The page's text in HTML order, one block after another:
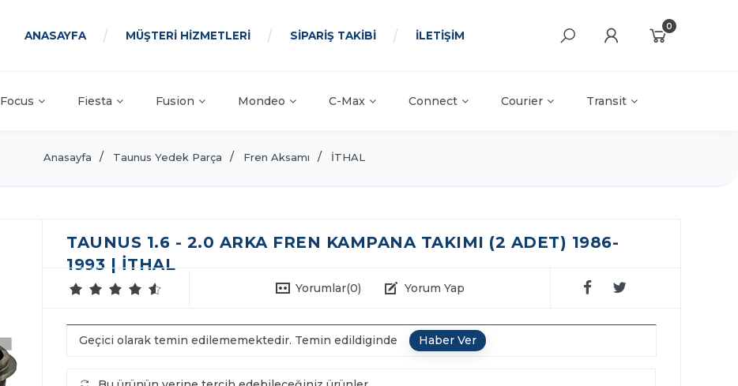
ANASAYFA MÜŞTERİ HİZMETLERİ SİPARİŞ TAKİBİ İLETİŞİM
0
Focus Fiesta Fusion Mondeo C-Max Connect Courier Transit
Anasayfa Taunus Yedek Parça Fren Aksamı İTHAL
TAUNUS 1.6 - 2.0 ARKA FREN KAMPANA TAKIMI (2 ADET) 1986-
1993 | İTHAL
Yorumlar(0) Yorum Yap
Geçici olarak temin edilememektedir. Temin edildiginde